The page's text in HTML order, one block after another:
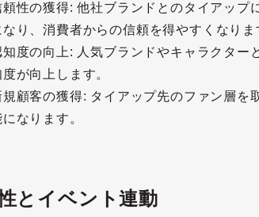
頼性の獲得: 他社ブランドとのタイアップ
なり、消費者からの信頼を得やすくなりま
知度の向上: 人気ブランドやキャラクター
度が向上します。
規顧客の獲得: タイアップ先のファン層を
なります。
とイベント連動